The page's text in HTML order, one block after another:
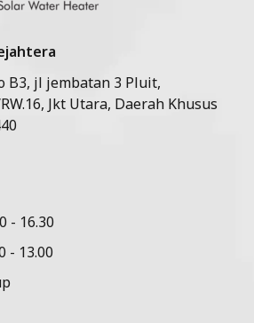
B3, jl jembatan 3 Pluit,
Jkt Utara, Daerah Khusus
- 16.30
- 13.00